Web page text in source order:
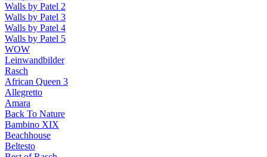
Walls by Patel 2
Walls by Patel 3
Walls by Patel 4
Walls by Patel 5
WOW
Leinwandbilder
Rasch
African Queen 3
Allegretto
Amara
Back To Nature
Bambino XIX
Beachhouse
Beltesto